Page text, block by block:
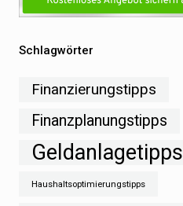
Schlagwörter
Finanzierungstipps
Finanzplanungstipps
Geldanlagetipps
Haushaltsoptimierungstipps